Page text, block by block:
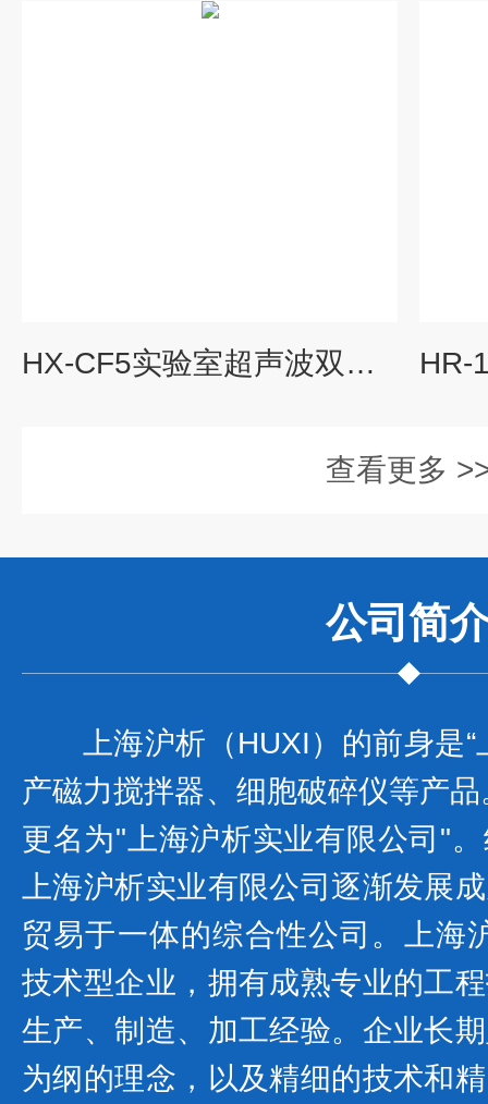
HX-CF5实验室超声波双层玻璃反应釜沪析
查看更多
公司 简
上海沪析（HUXI）的前身是
产磁力搅拌器、细胞破碎仪等产
更名为"上海沪析实业有限公司"
上海沪析实业有限公司逐渐发展
贸易于一体的综合性公司。上海
技术型企业，拥有成熟专业的工
生产、制造、加工经验。企业长
为纲的理念，以及精细的技术和